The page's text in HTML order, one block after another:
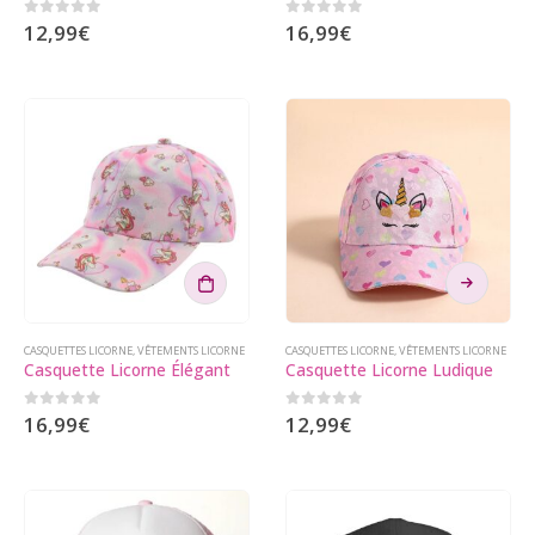
0 sur 5
12,99€ 0 sur 5
16,99€
CASQUETTES LICORNE,VÊTEMENTS LICORNE
Casquette Licorne Élégant
0 sur 5
16,99€
Ce
produit
a
plusieurs
variations.
CASQUETTES LICORNE,VÊTEMENTS LICORNE
Casquette Licorne Ludique
0 sur 5
12,99€